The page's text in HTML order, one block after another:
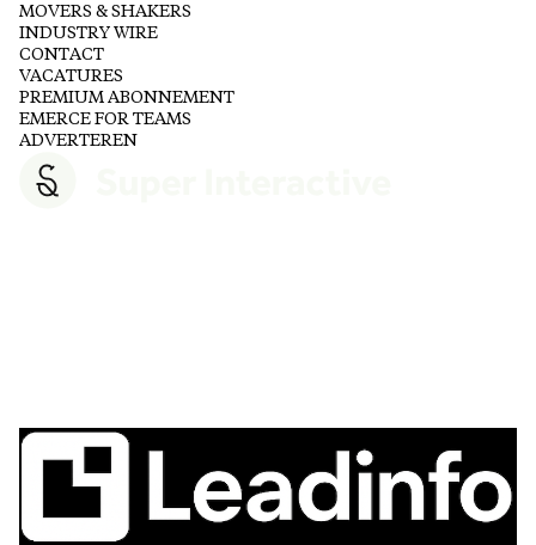
MOVERS & SHAKERS
INDUSTRY WIRE
CONTACT
VACATURES
PREMIUM ABONNEMENT
EMERCE FOR TEAMS
ADVERTEREN